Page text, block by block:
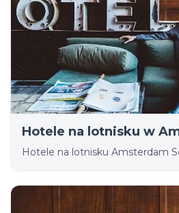
Hotele na lotnisku w
Hotele na lotnisku Amsterdam